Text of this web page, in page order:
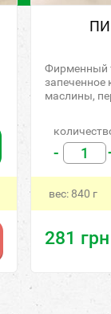
Фирменный
запеченное
маслины,
-
вес: 840 г
281 грн